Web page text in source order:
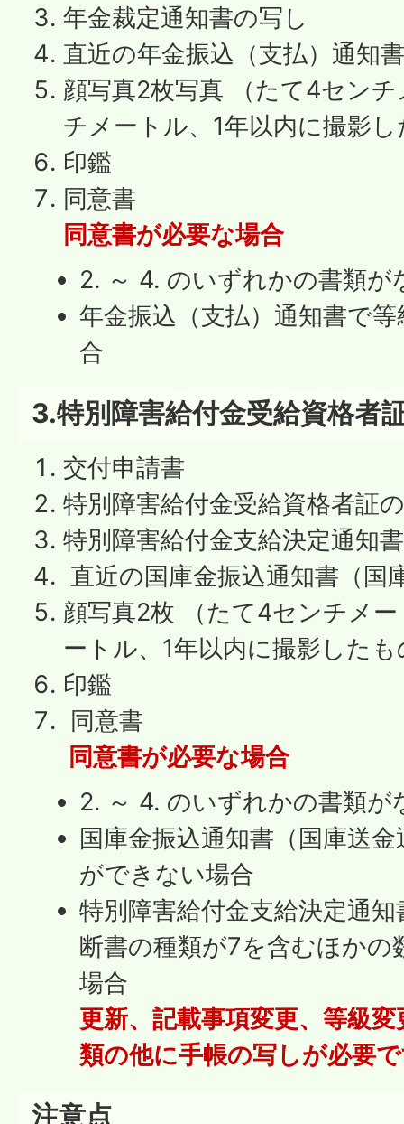
年金裁定通知書の写し
直近の年金振込（支払）通知
顔写真2枚写真 （たて4セン
チメートル、1年以内に撮影
印鑑
同意書
同意書が必要な場合
2. ～ 4. のいずれかの書類が
年金振込（支払）通知書で
合
3.特別障害給付金受給資格者
交付申請書
特別障害給付金受給資格者証
特別障害給付金支給決定通知
直近の国庫金振込通知書（国
顔写真2枚 （たて4センチメ
ートル、1年以内に撮影したも
印鑑
同意書
同意書が必要な場合
2. ～ 4. のいずれかの書類が
国庫金振込通知書（国庫送
ができない場合
特別障害給付金支給決定通
断書の種類が7を含むほかの
場合
更新、記載事項変更、等級
類の他に手帳の写しが必要
注意点